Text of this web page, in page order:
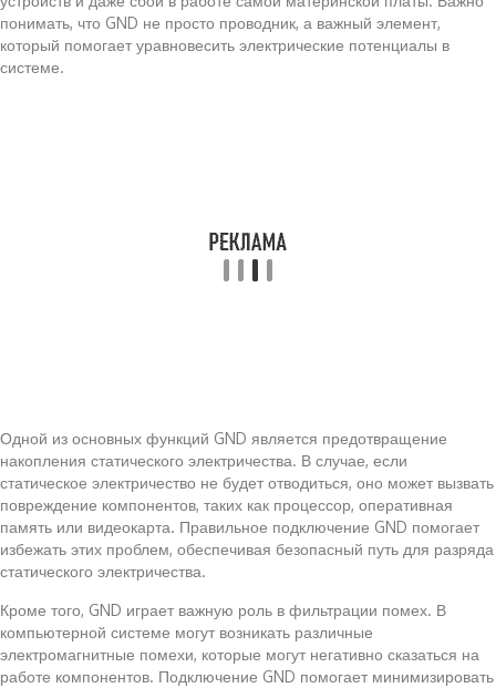
понимать, что GND не просто проводник, а важный элемент,
который помогает уравновесить электрические потенциалы в
системе.
Одной из основных функций GND является предотвращение
накопления статического электричества. В случае, если
статическое электричество не будет отводиться, оно может вызвать
повреждение компонентов, таких как процессор, оперативная
память или видеокарта. Правильное подключение GND помогает
избежать этих проблем, обеспечивая безопасный путь для разряда
статического электричества.
Кроме того, GND играет важную роль в фильтрации помех. В
компьютерной системе могут возникать различные
электромагнитные помехи, которые могут негативно сказаться на
работе компонентов. Подключение GND помогает минимизировать